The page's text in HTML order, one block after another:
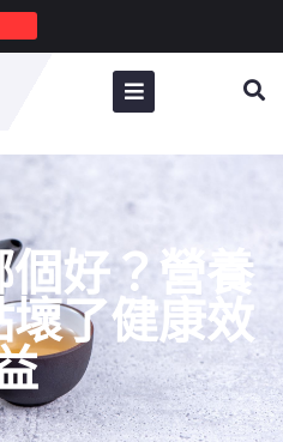
好？營養
了健康效